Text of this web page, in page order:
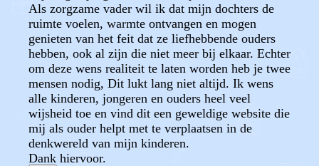
Als zorgzame vader wil ik dat mijn dochters de
ruimte voelen, warmte ontvangen en mogen
genieten van het feit dat ze liefhebbende ouders
hebben, ook al zijn die niet meer bij elkaar. Echter
om deze wens realiteit te laten worden heb je twee
mensen nodig, Dit lukt lang niet altijd. Ik wens
alle kinderen, jongeren en ouders heel veel
wijsheid toe en vind dit een geweldige website die
mij als ouder helpt met te verplaatsen in de
denkwereld van mijn kinderen.
Dank hiervoor.